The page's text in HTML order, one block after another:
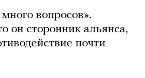
вопросов».
он сторонник альянса,
почти